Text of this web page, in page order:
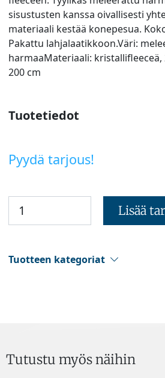
sisustusten kanssa oivallisesti
materiaali kestää konepesua.
Pakattu lahjalaatikkoon.Väri:
harmaaMateriaali: kristallifleeceä,
200 cm
Tuotetiedot
Pyydä tarjous!
Lisää
Tuotteen kategoriat
Tutustu myös näihin